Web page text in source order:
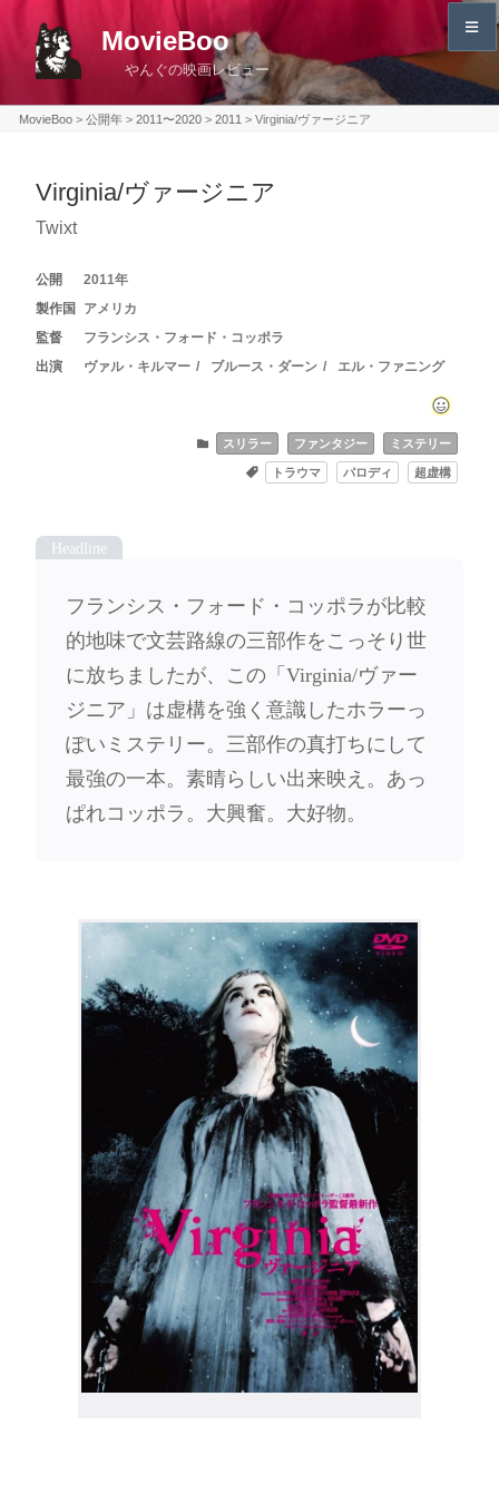
ン
MovieBoo
やんぐの映画レビュー
MovieBoo> 公開年> 2011〜2020> 2011 > Virginia/ヴァージニア
Virginia/ヴァージニア
Twixt
2011
アメリカ
フランシス・フォード・コッポラ
ヴァル・キルマー
ブルース・ダーン エル・ファニング
スリラー ファンタジー ミステリー
トラウマ パロディ 超虚構
フランシス・フォード・コッポラが比較
的地味で文芸路線の三部作をこっそり世
に放ちましたが、この「Virginia/ヴァー
ジニア」は虚構を強く意識したホラーっ
ぽいミステリー。三部作の真打ちにして
最強の一本。素晴らしい出来映え。あっ
ぱれコッポラ。大興奮。大好物。